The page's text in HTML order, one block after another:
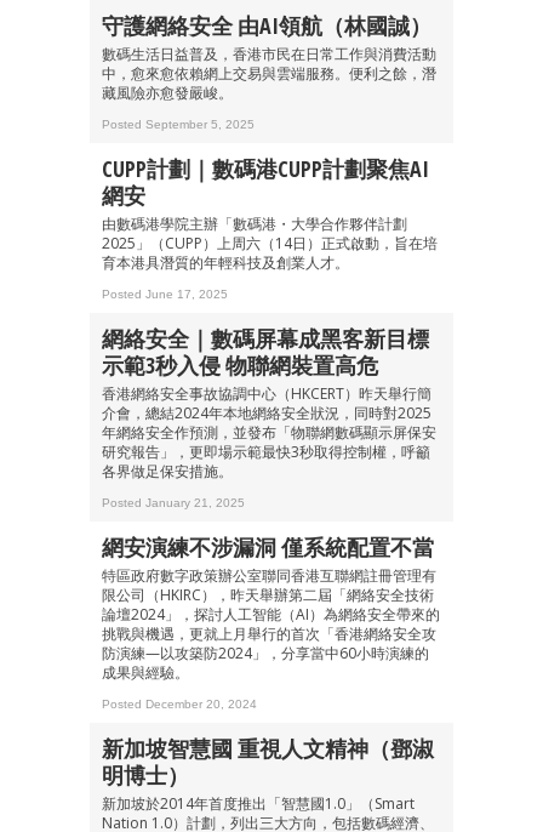
守護網絡安全 由AI領航（林國誠）
數碼生活日益普及，香港市民在日常工作與消費活動
中，愈來愈依賴網上交易與雲端服務。便利之餘，潛
藏風險亦愈發嚴峻。
Posted September 5, 2025
CUPP計劃｜數碼港CUPP計劃聚焦AI
網安
由數碼港學院主辦「數碼港・大學合作夥伴計劃
2025」（CUPP）上周六（14日）正式啟動，旨在培
育本港具潛質的年輕科技及創業人才。
Posted June 17, 2025
網絡安全｜數碼屏幕成黑客新目標
示範3秒入侵 物聯網裝置高危
香港網絡安全事故協調中心（HKCERT）昨天舉行簡
介會，總結2024年本地網絡安全狀況，同時對2025
年網絡安全作預測，並發布「物聯網數碼顯示屏保安
研究報告」，更即場示範最快3秒取得控制權，呼籲
各界做足保安措施。
Posted January 21, 2025
網安演練不涉漏洞 僅系統配置不當
特區政府數字政策辦公室聯同香港互聯網註冊管理有
限公司（HKIRC），昨天舉辦第二屆「網絡安全技術
論壇2024」，探討人工智能（AI）為網絡安全帶來的
挑戰與機遇，更就上月舉行的首次「香港網絡安全攻
防演練—以攻築防2024」，分享當中60小時演練的
成果與經驗。
Posted December 20, 2024
新加坡智慧國 重視人文精神（鄧淑
明博士）
新加坡於2014年首度推出「智慧國1.0」（Smart
Nation 1.0）計劃，列出三大方向，包括數碼經濟、